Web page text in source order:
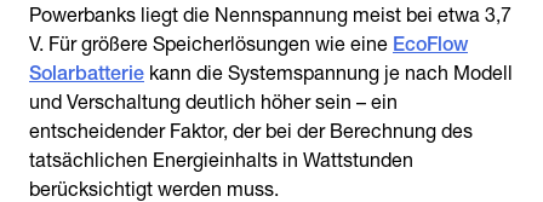
Powerbanks liegt die Nennspannung meist bei etwa 3,7
V. Für größere Speicherlösungen wie eine EcoFlow
Solarbatterie kann die Systemspannung je nach Modell
und Verschaltung deutlich höher sein – ein
entscheidender Faktor, der bei der Berechnung des
tatsächlichen Energieinhalts in Wattstunden
berücksichtigt werden muss.